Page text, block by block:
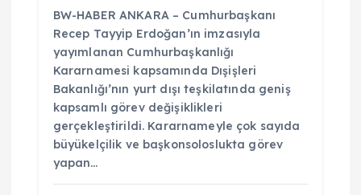
BW-HABER ANKARA – Cumhurbaşkanı
Recep Tayyip Erdoğan’ın imzasıyla
yayımlanan Cumhurbaşkanlığı
Kararnamesi kapsamında Dışişleri
Bakanlığı’nın yurt dışı teşkilatında geniş
kapsamlı görev değişiklikleri
gerçekleştirildi. Kararnameyle çok sayıda
büyükelçilik ve başkonsoloslukta görev
yapan…